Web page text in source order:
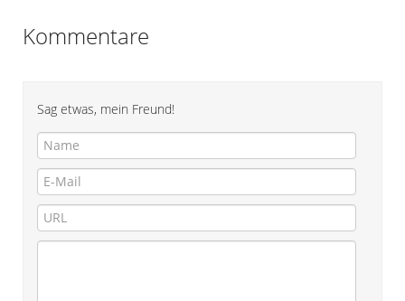
Kommentare
Sag etwas, mein Freund!